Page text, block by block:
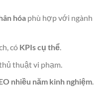
hóa phù hợp với ngành
có KPIs cụ thể.
thuật vi phạm.
nhiều năm kinh nghiệm.